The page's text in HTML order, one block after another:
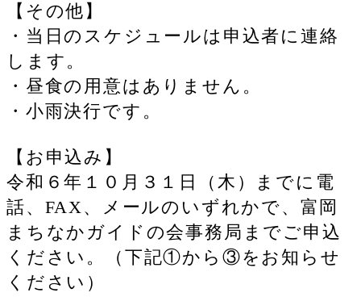
【その他】
・当日のスケジュールは申込者に連絡
します。
・昼食の用意はありません。
・小雨決行です。
【お申込み】
令和６年１０月３１日（木）までに電
話、FAX、メールのいずれかで、富岡
まちなかガイドの会事務局までご申込
ください。（下記①から③をお知らせ
ください）